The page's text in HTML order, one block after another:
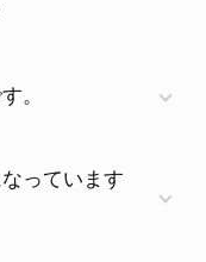
。
っています